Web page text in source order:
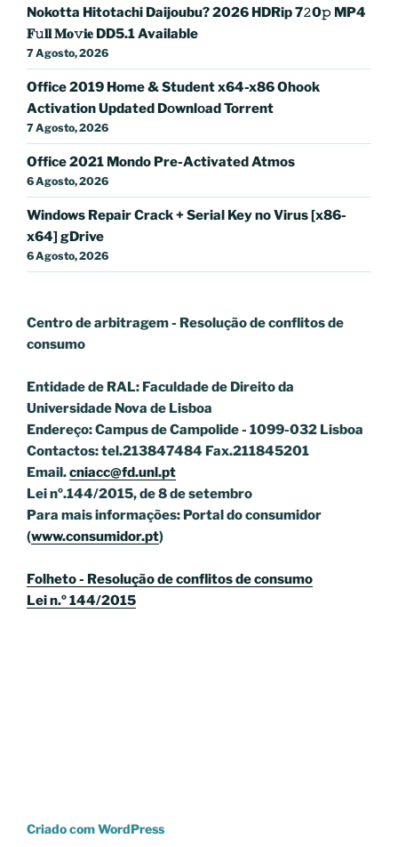
Nokotta Hitotachi Daijoubu? 2026 HDRip 7𝟸0𝚙 MP4
𝐅𝚞𝐥𝐥 𝐌𝐨𝚟𝐢𝐞 DD5.1 Available
7 Agosto, 2026
Office 2019 Home & Student x64-x86 Ohook
Activation Updated Dоwnlоad Torrent
7 Agosto, 2026
Office 2021 Mondo Pre-Activated Atmos
6 Agosto, 2026
Windows Repair Crack + Serial Key no Virus [x86-
x64] gDrive
6 Agosto, 2026
Centro de arbitragem - Resolução de conflitosde
consumo
Entidade de RAL: Faculdade de Direito da
Universidade Nova de Lisboa
Endereço: Campus de Campolide - 1099-032 Lisboa
Contactos: tel.213847484 Fax.211845201
Email.cniacc@fd.unl.pt
Lei nº.144/2015, de 8 de setembro
Para mais informações: Portal do consumidor
(www.consumidor.pt)
Folheto - Resolução de conflitos de consumo
Lei n.º 144/2015
Criado com WordPress